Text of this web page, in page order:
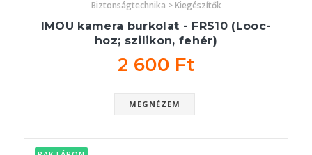
Biztonságtechnika > Kiegészítők
IMOU kamera burkolat - FRS10 (Looc-
hoz; szilikon, fehér)
2 600 Ft
MEGNÉZEM